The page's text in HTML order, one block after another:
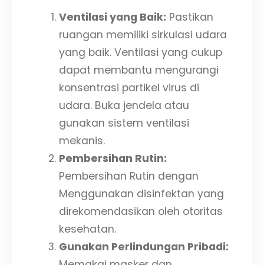
Ventilasi yang Baik: Pastikan
ruangan memiliki sirkulasi udara
yang baik. Ventilasi yang cukup
dapat membantu mengurangi
konsentrasi partikel virus di
udara. Buka jendela atau
gunakan sistem ventilasi
mekanis.
Pembersihan Rutin:
Pembersihan Rutin dengan
Menggunakan disinfektan yang
direkomendasikan oleh otoritas
kesehatan.
Gunakan Perlindungan Pribadi: